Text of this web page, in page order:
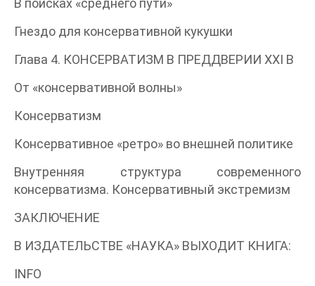
В поисках «среднего пути»
Гнездо для консервативной кукушки
Глава 4. КОНСЕРВАТИЗМ В ПРЕДДВЕРИИ XXI В
От «консервативной волны»
Консерватизм
Консервативное «ретро» во внешней политике
Внутренняя структура современного
консерватизма. Консервативный экстремизм
ЗАКЛЮЧЕНИЕ
В ИЗДАТЕЛЬСТВЕ «НАУКА» ВЫХОДИТ КНИГА:
INFO